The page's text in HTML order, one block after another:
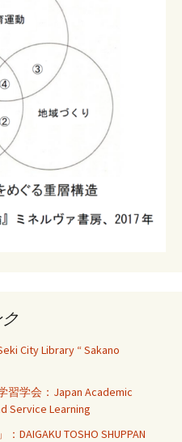
City Library “ Sakano
学会：Japan Academic
Service Learning
TOSHO SHUPPAN